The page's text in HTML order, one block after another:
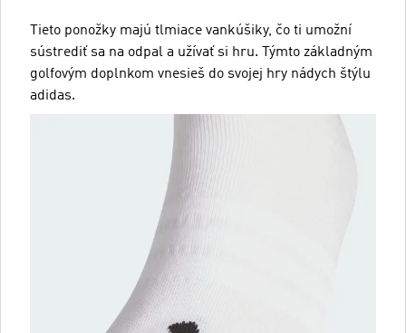
Tieto ponožky majú tlmiace vankúšiky, čo ti umožní
sústrediť sa na odpal a užívať si hru. Týmto základným
golfovým doplnkom vnesieš do svojej hry nádych štýlu
adidas.